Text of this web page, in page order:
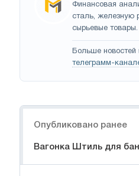
Финансовая
сталь, железную
сырьевые товары.
Больше новостей
телеграмм-
Опубликовано ранее
Вагонка Штиль для